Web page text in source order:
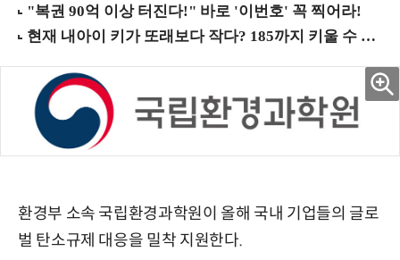
환경부 소속 국립환경과학원이 올해 국내 기업들의 글로
벌 탄소규제 대응을 밀착 지원한다.